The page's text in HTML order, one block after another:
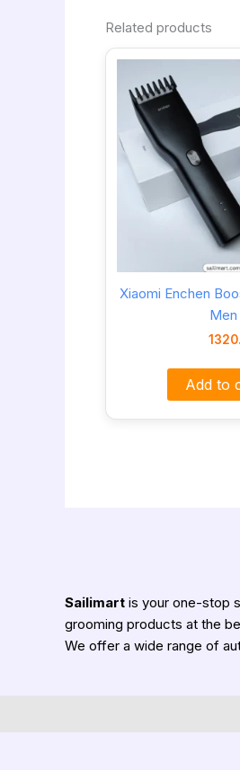
Related products
Xiaomi Enchen
Men
Add to
Sailimart is your one-stop
grooming products at the
We offer a wide range of